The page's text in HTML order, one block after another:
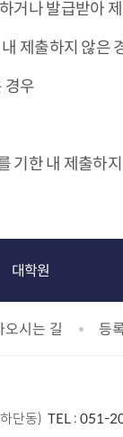
거나 발급받아
제출하지 않은
경우
기한 내 제출하
오시는 길 등
대학원
단동) TEL : 051-